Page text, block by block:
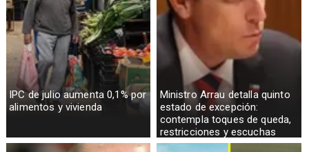
IPC de julio aumenta 0,1% por
alimentos y vivienda
Ministro Arrau detalla quinto
estado de excepción:
contempla toques de queda,
restricciones y escuchas
telefónicas en zonas críticas